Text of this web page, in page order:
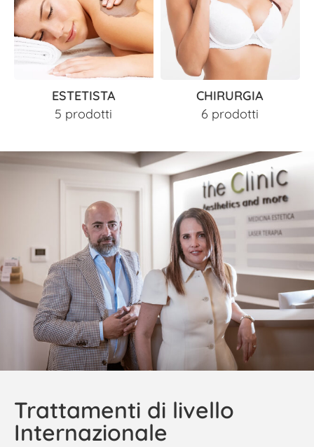
ESTETISTA
5 prodotti
CHIRURGIA
6 prodotti
Trattamenti di livello
Internazionale